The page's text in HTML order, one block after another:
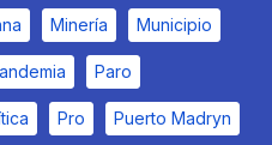
Minería Municipio
Paro
Pro Puerto Madryn